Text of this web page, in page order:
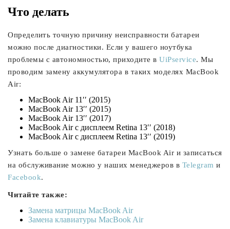
Что делать
Определить точную причину неисправности батареи
можно после диагностики. Если у вашего ноутбука
проблемы с автономностью, приходите в UiPservice. Мы
проводим замену аккумулятора в таких моделях MacBook
Air:
MacBook Air 11′′ (2015)
MacBook Air 13′′ (2015)
MacBook Air 13′′ (2017)
MacBook Air c дисплеем Retina 13′′ (2018)
MacBook Air c дисплеем Retina 13′′ (2019)
Узнать больше о замене батареи MacBook Air и записаться
на обслуживание можно у наших менеджеров в Telegram и
Facebook.
Читайте также:
Замена матрицы MacBook Air
Замена клавиатуры MacBook Air